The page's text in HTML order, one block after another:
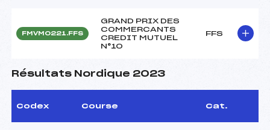
FMVM0221.FFS
GRAND PRIX DES
COMMERCANTS
CREDIT MUTUEL
N°10
FFS
Résultats Nordique 2023
Codex Course Cat.